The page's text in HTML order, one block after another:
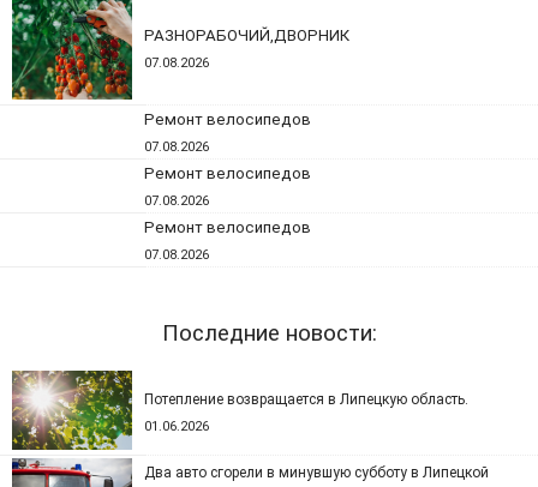
РАЗНОРАБОЧИЙ,ДВОРНИК
07.08.2026
Ремонт велосипедов
07.08.2026
Ремонт велосипедов
07.08.2026
Ремонт велосипедов
07.08.2026
Последние новости:
Потепление возвращается в Липецкую область.
01.06.2026
Два авто сгорели в минувшую субботу в Липецкой